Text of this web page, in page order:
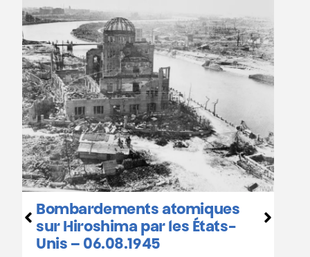
États-
Hiroshima et Nagasaki :
calendrier des
commémorations en